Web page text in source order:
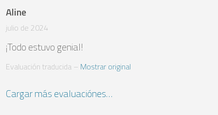
Aline
julio de 2024
¡Todo estuvo genial!
Evaluación traducida – Mostrar original
Cargar más evaluaciónes…